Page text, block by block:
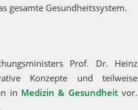
gesamte Gesundheitssystem.
Prof. Dr. Heinz
Konzepte und teilweise
in Medizin & Gesundheitvor.